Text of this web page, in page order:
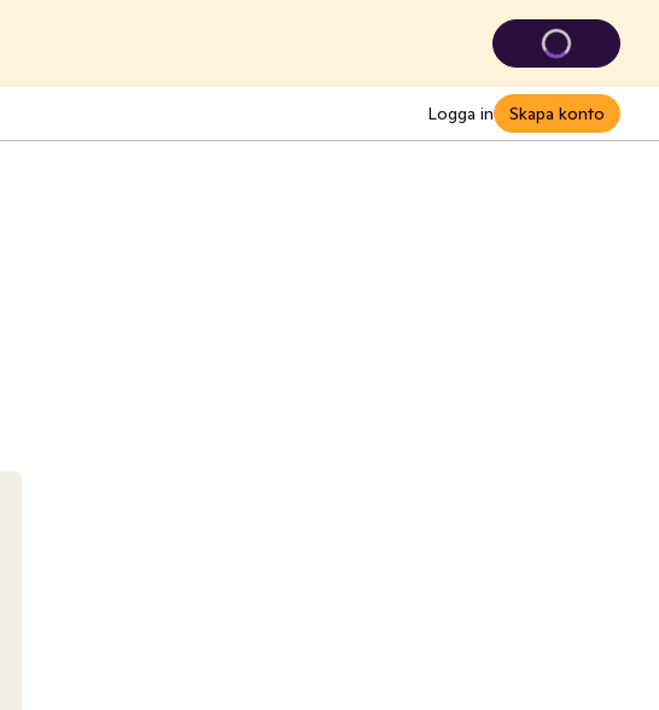
Logga in Skapa konto